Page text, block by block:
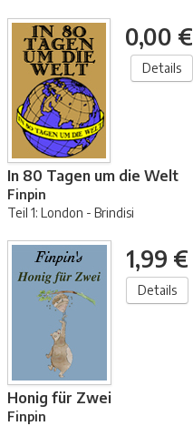
0,00 €
Details
In 80 Tagen um die Welt
Finpin
Teil 1: London - Brindisi
1,99 €
Details
Honig für Zwei
Finpin